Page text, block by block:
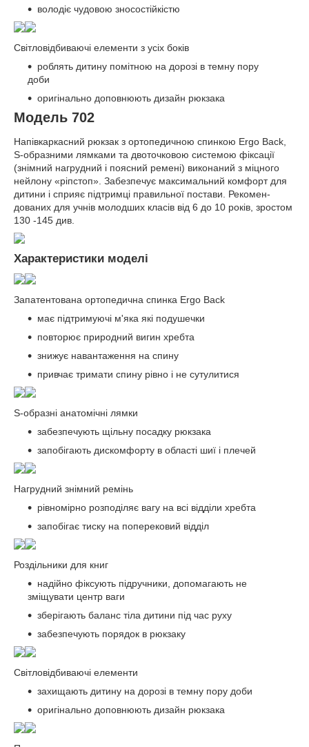
володіє чудовою зносостійкістю
Світловідбиваючі елементи з усіх боків
роблять дитину помітною на дорозі в темну пору
доби
оригінально доповнюють дизайн рюкзака
Модель 702
Напівкаркасний рюкзак з ортопедичною спинкою Ergo Back,
S-образними лямками та двоточковою системою фіксації
(знімний нагрудний і поясний ремені) виконаний з міцного
нейлону «ріпстоп». Забезпечує максимальний комфорт для
дитини і сприяє підтримці правильної постави. Рекомен-
дованих для учнів молодших класів від 6 до 10 років, зростом
130 -145 див.
Характеристики моделі
Запатентована ортопедична спинка Ergo Back
має підтримуючі м'яка які подушечки
повторює природний вигин хребта
знижує навантаження на спину
привчає тримати спину рівно і не сутулитися
S-образні анатомічні лямки
забезпечують щільну посадку рюкзака
запобігають дискомфорту в області шиї і плечей
Нагрудний знімний ремінь
рівномірно розподіляє вагу на всі відділи хребта
запобігає тиску на поперековий відділ
Роздільники для книг
надійно фіксують підручники, допомагають не
зміщувати центр ваги
зберігають баланс тіла дитини під час руху
забезпечують порядок в рюкзаку
Світловідбиваючі елементи
захищають дитину на дорозі в темну пору доби
оригінально доповнюють дизайн рюкзака